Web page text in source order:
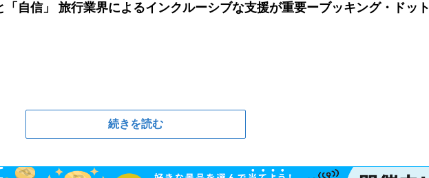
自信」 旅行業界によるインクルーシブな支援が重要ーブッキング・ドット
続きを読む